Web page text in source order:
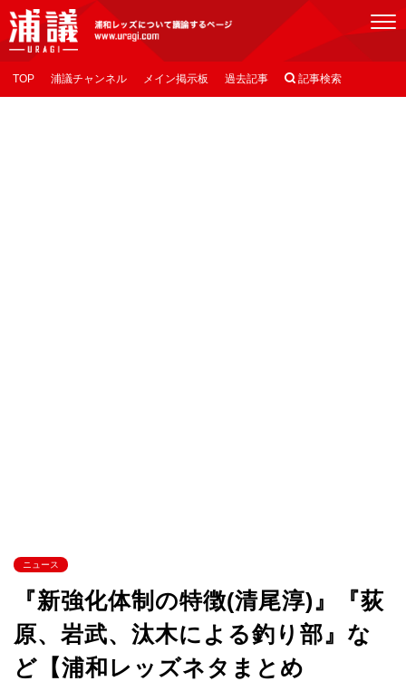
[浦議]浦和レッズについて議論するページ
TOP 浦議チャンネル メイン掲示板 過去記事  記事検索
ニュース
『新強化体制の特徴(清尾淳)』『荻
原、岩武、汰木による釣り部』な
ど【浦和レッズネタまとめ